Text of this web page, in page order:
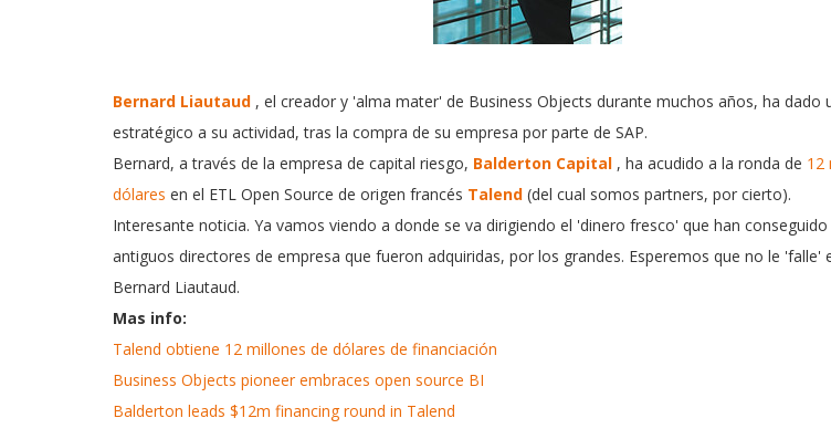
Bernard Liautaud , el creador y 'alma mater' de Business Objects durante muchos años, ha dado
estratégico a su actividad, tras la compra de su empresa por parte de SAP.
Bernard, a través de la empresa de capital riesgo, Balderton Capital , ha acudido a la ronda de 12
dólares en el ETL Open Source de origen francés Talend (del cual somos partners, por cierto).
Interesante noticia. Ya vamos viendo a donde se va dirigiendo el 'dinero fresco' que han
antiguos directores de empresa que fueron adquiridas, por los grandes. Esperemos que no le 'falle'
Bernard Liautaud.
Mas info:
Talend obtiene 12 millones de dólares de financiación
Business Objects pioneer embraces open source BI
Balderton leads $12m financing round in Talend